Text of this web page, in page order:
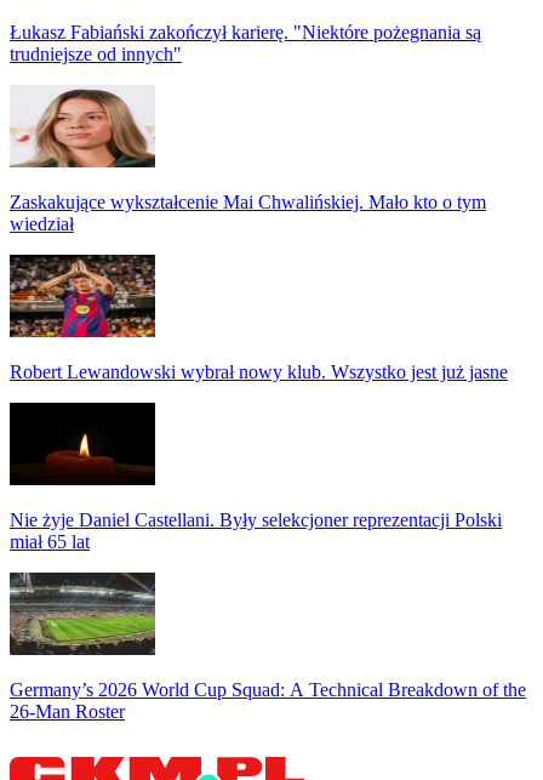
Łukasz Fabiański zakończył karierę. "Niektóre pożegnania są
trudniejsze od innych"
Zaskakujące wykształcenie Mai Chwalińskiej. Mało kto o tym
wiedział
Robert Lewandowski wybrał nowy klub. Wszystko jest już jasne
Nie żyje Daniel Castellani. Były selekcjoner reprezentacji Polski
miał 65 lat
Germany’s 2026 World Cup Squad: A Technical Breakdown of the
26-Man Roster